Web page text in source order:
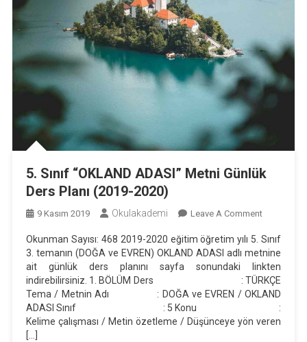
5. Sınıf “OKLAND ADASI” Metni Günlük
Ders Planı (2019-2020)
9 Kasım 2019 Okulakademi Leave A CommentOn
Sınıf
“OKLAND
ADASI”
Metni
Günlük
Ders
Okunman Sayısı: 468 2019-2020 eğitim öğretim yılı 5. Sınıf
3. temanın (DOĞA ve EVREN) OKLAND ADASI adlı metnine
ait günlük ders planını sayfa sonundaki linkten
indirebilirsiniz. 1. BÖLÜM Ders : TÜRKÇE
Tema / Metnin Adı : DOĞA ve EVREN / OKLAND
ADASI Sınıf : 5 Konu :
Kelime çalışması / Metin özetleme / Düşünceye yön veren
[…]